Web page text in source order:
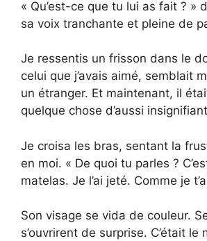
« Qu’est-ce que tu lui as fait ? »
sa voix tranchante et pleine de
Je ressentis un frisson dans le
celui que j’avais aimé, semblait
un étranger. Et maintenant, il
quelque chose d’aussi
Je croisa les bras, sentant la
en moi. « De quoi tu parles ?
matelas. Je l’ai jeté. Comme je
Son visage se vida de couleur.
s’ouvrirent de surprise. C’était le